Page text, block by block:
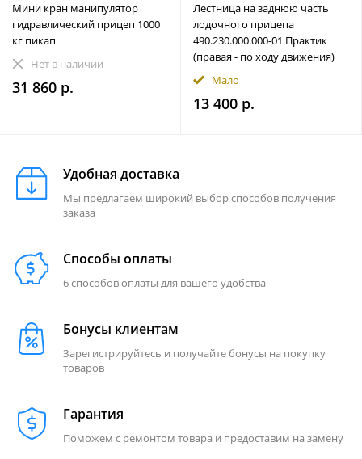
Мини кран манипулятор
гидравлический прицеп 1000
кг пикап
Нет в наличии
31 860 р.
Лестница на заднюю часть
лодочного прицепа
490.230.000.000-01 Практик
(правая - по ходу движения)
Мало
13 400 р.
Удобная доставка
Мы предлагаем широкий выбор способов получения
заказа
Способы оплаты
6 способов оплаты для вашего удобства
Бонусы клиентам
Зарегистрируйтесь и получайте бонусы на покупку
товаров
Гарантия
Поможем с ремонтом товара и предоставим на замену